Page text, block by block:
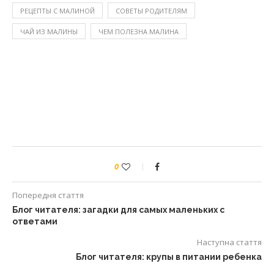
РЕЦЕПТЫ С МАЛИНОЙ СОВЕТЫ РОДИТЕЛЯМ
ЧАЙ ИЗ МАЛИНЫ ЧЕМ ПОЛЕЗНА МАЛИНА
0
Попередня стаття
Блог читателя: загадки для самых маленьких с
ответами
Наступна стаття
Блог читателя: крупы в питании ребенка